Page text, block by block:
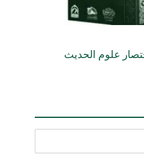
علوم الحديث